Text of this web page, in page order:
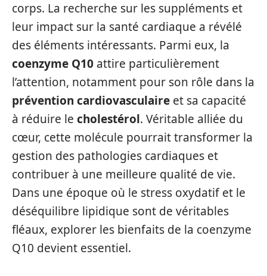
corps. La recherche sur les suppléments et
leur impact sur la santé cardiaque a révélé
des éléments intéressants. Parmi eux, la
coenzyme Q10 attire particulièrement
l’attention, notamment pour son rôle dans la
prévention cardiovasculaire et sa capacité
à réduire le cholestérol. Véritable alliée du
cœur, cette molécule pourrait transformer la
gestion des pathologies cardiaques et
contribuer à une meilleure qualité de vie.
Dans une époque où le stress oxydatif et le
déséquilibre lipidique sont de véritables
fléaux, explorer les bienfaits de la coenzyme
Q10 devient essentiel.